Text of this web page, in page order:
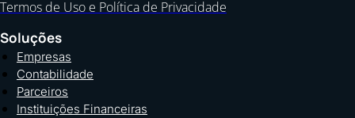
Termos de Uso e Política de Privacidade
Soluções
Empresas
Contabilidade
Parceiros
Instituições Financeiras